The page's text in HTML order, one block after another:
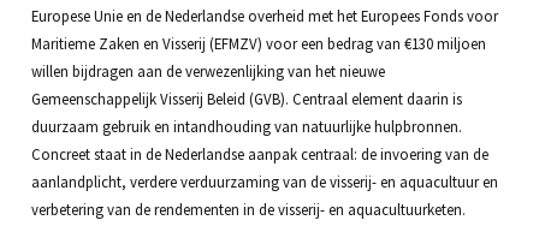
Europese Unie en de Nederlandse overheid met het Europees Fonds voor
Maritieme Zaken en Visserij (EFMZV) voor een bedrag van €130 miljoen
willen bijdragen aan de verwezenlijking van het nieuwe
Gemeenschappelijk Visserij Beleid (GVB). Centraal element daarin is
duurzaam gebruik en intandhouding van natuurlijke hulpbronnen.
Concreet staat in de Nederlandse aanpak centraal: de invoering van de
aanlandplicht, verdere verduurzaming van de visserij- en aquacultuur en
verbetering van de rendementen in de visserij- en aquacultuurketen.